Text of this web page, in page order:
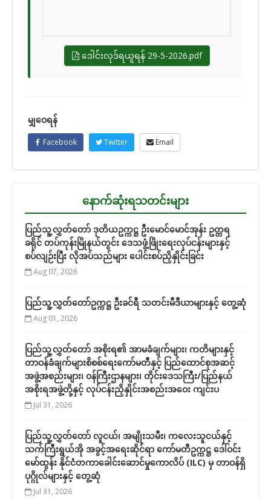
ဒေါင်းလုဒ်ရယူရန် 29-5-2026.pdf
မျှဝေရန်
Facebook Twitter Email
နောက်ဆုံးရသတင်းများ
ပြည်သူ့လွှတ်တော် ဒုတိယဥက္ကဋ္ဌ ဦးမောင်မောင်အုန်း ဥတ္တရ
ခရိုင် တပ်ကုန်းမြိုနယ်တွင်း ဒေသဖွံ့ဖြိုးရေးလုပ်ငန်းများနှင့်
စပ်လျဉ်းပြီး လိုအပ်သည်များ ပေါင်းစပ်ညှိနှိုင်းခြင်း
Aug 07, 2026
ပြည်သူ့လွှတ်တော်ဥက္ကဋ္ဌ ဦးခင်ရီ သတင်းမီဒီယာများနှင့် တွေ့ဆုံ
Aug 01, 2026
ပြည်သူ့လွှတ်တော် အစိုးရ၏ အာမခံချက်များ၊ ကတိများနှင့်
တာဝန်ခံချက်များစိစစ်ရေးကော်မတီနှင့် ပြည်ထောင်စုအဆင့်
အဖွဲ့အစည်းများ၊ ဝန်ကြီးဌာနများ၊ တိုင်းဒေသကြီး/ပြည်နယ်
အစိုးရအဖွဲ့တို့နှင့် လုပ်ငန်းညှိနှိုင်းအစည်းအဝေး ကျင်းပ
Jul 31, 2026
ပြည်သူ့လွှတ်တော် လူငယ်၊ အမျိုးသမီး၊ ကလေးသူငယ်နှင့်
သက်ကြီးရွယ်အို အခွင့်အရေးဆိုင်ရာ ကော်မတီဥက္ကဋ္ဌ ဒေါ်ဝင်း
မော်ထွန်း နိုင်ငံတကာခေါင်းဆောင်မှုကောလိပ် (ILC) မှ တာဝန်ရှိ
ပုဂ္ဂိုလ်များနှင့် တွေ့ဆုံ
Jul 31, 2026